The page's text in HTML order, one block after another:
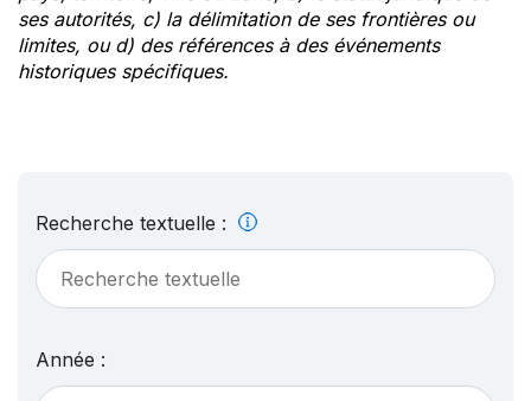
ses autorités, c) la délimitation de ses frontières ou
limites, ou d) des références à des événements
historiques spécifiques.
Recherche textuelle :
Année :